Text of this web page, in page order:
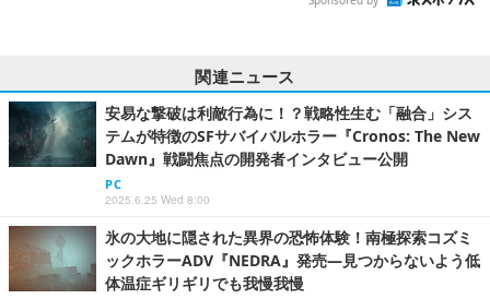
関連ニュース
安易な撃破は利敵行為に！？戦略性生む「融合」シス
テムが特徴のSFサバイバルホラー『Cronos: The New
Dawn』戦闘焦点の開発者インタビュー公開
PC
2025.6.25 Wed 8:00
氷の大地に隠された異界の恐怖体験！南極探索コズミ
ックホラーADV『NEDRA』発売―見つからないよう低
体温症ギリギリでも我慢我慢